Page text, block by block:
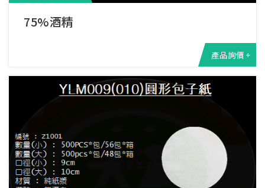
75%酒精
產品詢價 +